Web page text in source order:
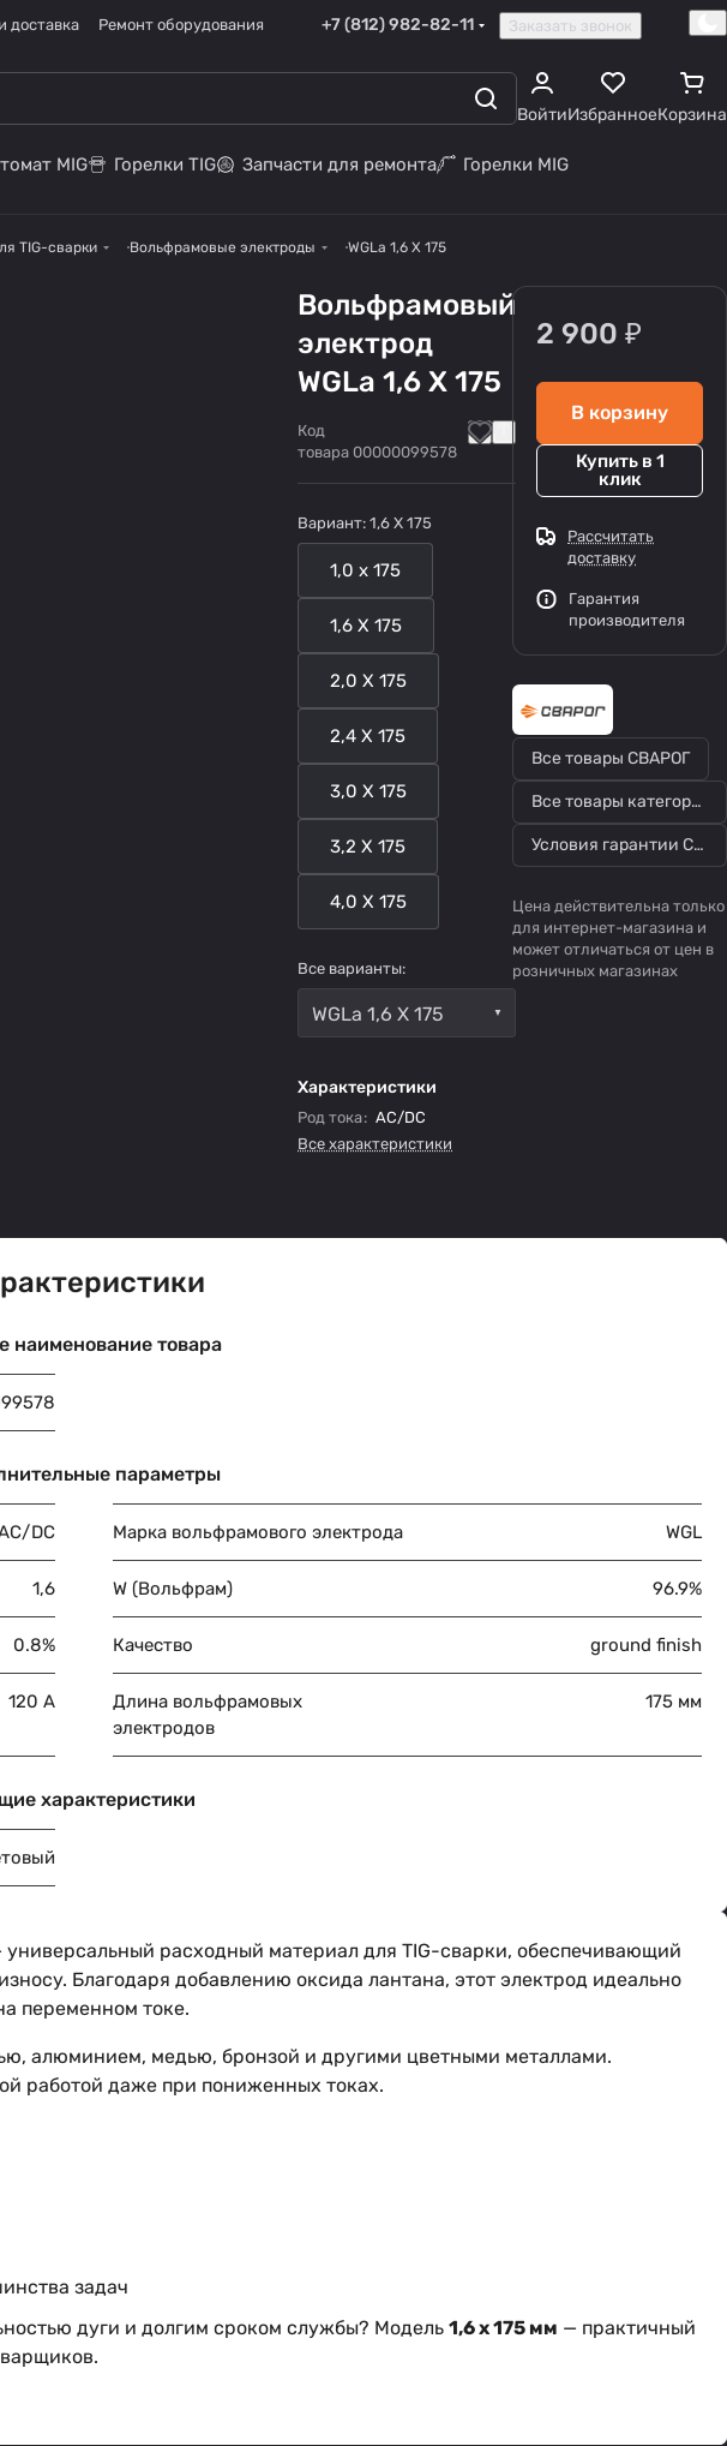
доставка Ремонт оборудования +7 (812) 982-82-11 Заказать звонок
ВойтиИзбранноеКорзина
MIG Горелки TIG Запчасти для ремонта Горелки MIG
TIG-сварки Вольфрамовые электроды WGLa 1,6 Х 175
Вольфрамовый
электрод
WGLa 1,6 Х 175
Код
товара 00000099578
Вариант: 1,6 Х 175
1,0 х 175
1,6 Х 175
2,0 Х 175
2,4 Х 175
3,0 Х 175
3,2 Х 175
4,0 Х 175
Все варианты:
WGLa 1,6 Х 175
Характеристики
Род тока: AC/DC
Все характеристики
2 900 ₽
В корзину
Купить в 1
клик
Рассчитать
доставку
Гарантия
производителя
Все товары СВАРОГ
Все товары категории
Условия гарантии СВАРОГ
Цена действительна только
для интернет-магазина и
может отличаться от цен в
розничных магазинах
наименование товара
параметры
DC Марка вольфрамового электрода WGL
1,6 W (Вольфрам) 96.9%
0.8% Качество ground finish
120 А
Длина вольфрамовых
электродов
175 мм
характеристики
универсальный расходный материал для TIG-сварки, обеспечивающий
Благодаря добавлению оксида лантана, этот электрод идеально
переменном токе.
алюминием, медью, бронзой и другими цветными металлами.
работой даже при пониженных токах.
задач
дуги и долгим сроком службы? Модель 1,6 х 175 мм — практичный